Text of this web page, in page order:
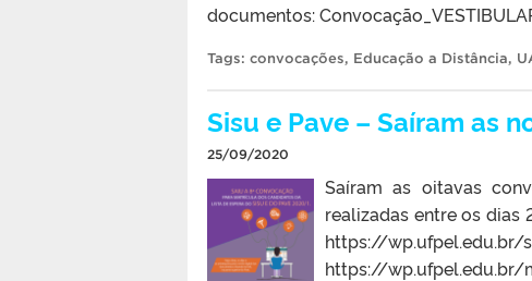
documentos:
Tags: convocações, Educação a Distância,
Sisu e Pave – Saíram as
25/09/2020
Saíram as oitavas
realizadas entre os dias
https://
https://